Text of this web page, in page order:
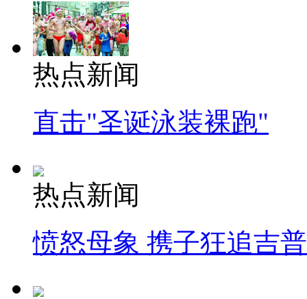
热点新闻
直击"圣诞泳装裸跑"
热点新闻
愤怒母象 携子狂追吉